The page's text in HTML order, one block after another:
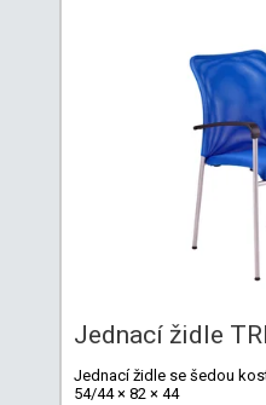
Jednací židle
Jednací židle se šedou
54/44 × 82 × 44